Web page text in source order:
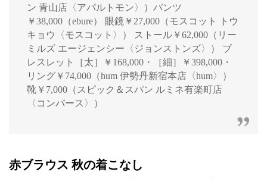
ン 青山店〈アパルトモン〉）パンツ
￥38,000（ebure） 眼鏡￥27,000（モスコット トウ
キョウ〈モスコット〉） ストール￥62,000（リー
ミルズ エージェンシー〈ジョンストンズ〉） ブ
レスレット［太］￥168,000・［細］￥398,000・
リング￥74,000（hum 伊勢丹新宿本店〈hum〉）
靴￥7,000（スピック＆スパン ルミネ有楽町店
〈コンバース〉）
赤ブラウス 秋の着こなし